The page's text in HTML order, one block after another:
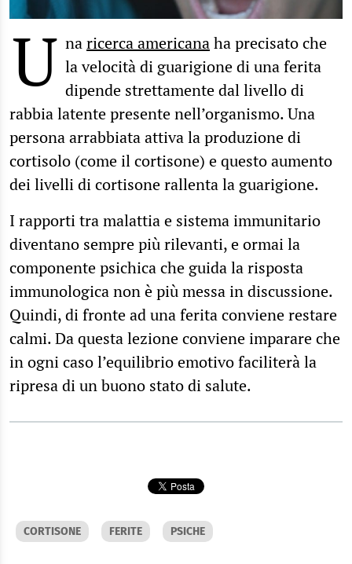
U naricerca americanaha precisato che
la velocità di guarigione di una ferita
dipende strettamente dal livello di
rabbia latente presente nell’organismo. Una
persona arrabbiata attiva la produzione di
cortisolo (come il cortisone) e questo aumento
dei livelli di cortisone rallenta la guarigione.
I rapporti tra malattia e sistema immunitario
diventano sempre più rilevanti, e ormai la
componente psichica che guida la risposta
immunologica non è più messa in discussione.
Quindi, di fronte ad una ferita conviene restare
calmi. Da questa lezione conviene imparare che
in ogni caso l’equilibrio emotivo faciliterà la
ripresa di un buono stato di salute.
CORTISONE FERITE PSICHE